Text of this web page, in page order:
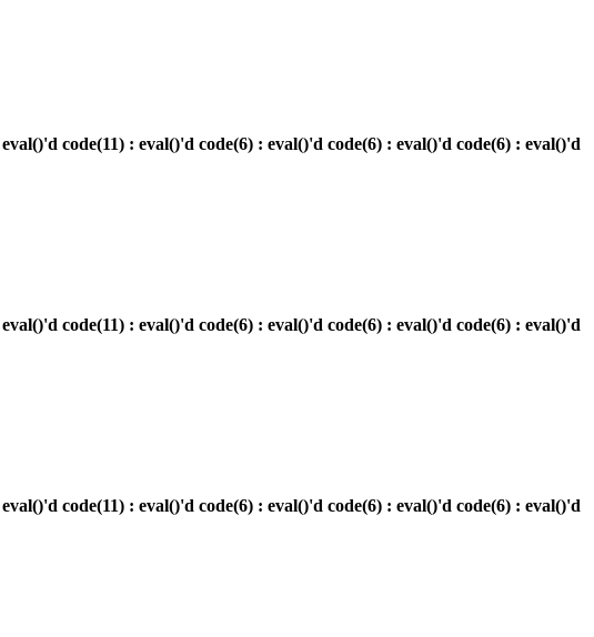
code(11) : eval()'d code(6) : eval()'d code(6) : eval()'d code(6) : eval()'d
code(11) : eval()'d code(6) : eval()'d code(6) : eval()'d code(6) : eval()'d
code(11) : eval()'d code(6) : eval()'d code(6) : eval()'d code(6) : eval()'d